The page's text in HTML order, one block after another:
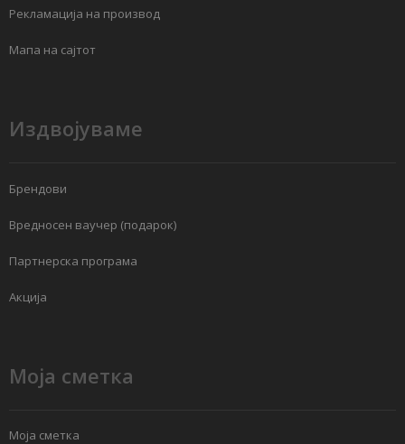
Рекламација на производ
Мапа на сајтот
Издвојуваме
Брендови
Вредносен ваучер (подарок)
Партнерска програма
Акција
Моја сметка
Моја сметка